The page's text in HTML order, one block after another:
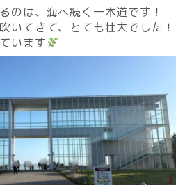
のは、海へ続く一本道です！
いてきて、とても壮大でした！
います